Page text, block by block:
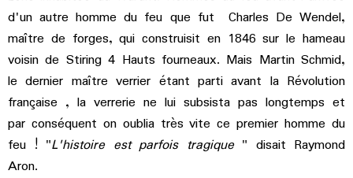
d'un autre homme du feu que fut Charles De Wendel,
maître de forges, qui construisit en 1846 sur le hameau
voisin de Stiring 4 Hauts fourneaux. Mais Martin Schmid,
le dernier maître verrier étant parti avant la Révolution
française , la verrerie ne lui subsista pas longtemps et
par conséquent on oublia très vite ce premier homme du
feu ! "L'histoire est parfois tragique" disait Raymond
Aron.